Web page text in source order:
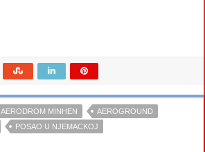
AERODROM MINHEN
AEROGROUND
POSAO U NJEMACKOJ